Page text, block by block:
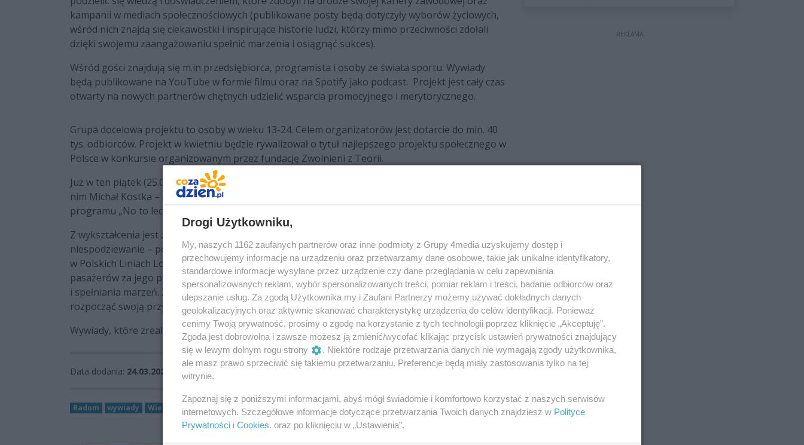
kampanii w mediach społecznościowych (publikowane posty będą dotyczyły wyborów życiowych,
wśród nich znajdą się ciekawostki i inspirujące historie ludzi, którzy mimo przeciwności zdołali
dzięki swojemu zaangażowaniu spełnić marzenia i osiągnąć sukces).
Wśród gości znajdują się m.in przedsiębiorca, programista i osoby ze świata sportu. Wywiady
będą publikowane na YouTube w formie filmu oraz na Spotify jako podcast. Projekt jest cały czas
otwarty na nowych partnerów chętnych udzielić wsparcia promocyjnego i merytorycznego.
Grupa docelowa projektu to osoby w wieku 13-24. Celem organizatorów jest dotarcie do min. 40
tys. odbiorców. Projekt w kwietniu będzie rywalizował o tytuł najlepszego projektu społecznego w
Polsce w konkursie organizowanym przez fundację Zwolnieni z Teorii.
Już w ten piątek (25.03) po godz. 20:00 premiera wywiadu z piątym gościem projektuYourWay!Jest
nim Michał Kostka – doświadczony steward oraz licencjonowany pilot. Znany jest z telewizyjnego
programu „No to lecę”, w którym pokazuje kulisy pracy załogi samolotowej.
Z wykształcenia jest żywieniowcem, jego przygoda z lotnictwem rozpoczęła się bardzo
niespodziewanie – poszedł na casting i udało mu się dostać pracę. Obecnie pracuje jako steward
w Polskich Liniach Lotniczych LOT. Michał jest niezwykłą osobą, którą pokochało tysiące widzów i
pasażerów za jego poczucie humoru, otwartość, szczerość oraz konsekwencję w dążeniu do celu
i spełniania marzeń. Z pewnością jest wzorem do naśladowania dla każdego kto chciałby
rozpocząć swoją przygodę w lotnictwie!
Wywiady, które zrealizowano do tej pory dostępne są tutaj:YourWay.
Data dodania: 24.03.2022 17:18
Radom wywiady WieszPierwszy zwolnieni z teorii YourWay
REKLAMA
Drogi Użytkowniku,
My, naszych 1162 zaufanych partnerów oraz inne podmioty z Grupy 4media uzyskujemy dostęp i
przechowujemy informacje na urządzeniu oraz przetwarzamy dane osobowe, takie jak unikalne identyfikatory,
standardowe informacje wysyłane przez urządzenie czy dane przeglądania w celu zapewniania
spersonalizowanych reklam, wybór spersonalizowanych treści, pomiar reklam i treści, badanie odbiorców oraz
ulepszanie usług. Za zgodą Użytkownika my i Zaufani Partnerzy możemy używać dokładnych danych
geolokalizacyjnych oraz aktywnie skanować charakterystykę urządzenia do celów identyfikacji. Ponieważ
cenimy Twoją prywatność, prosimy o zgodę na korzystanie z tych technologii poprzez kliknięcie „Akceptuję”.
Zgoda jest dobrowolna i zawsze możesz ją zmienić/wycofać klikając przycisk ustawień prywatności znajdujący
się w lewym dolnym rogu strony
. Niektóre rodzaje przetwarzania danych nie wymagają zgody użytkownika,
ale masz prawo sprzeciwić się takiemu przetwarzaniu. Preferencje będą miały zastosowania tylko na tej
witrynie.
Zapoznaj się z poniższymi informacjami, abyś mógł świadomie i komfortowo korzystać z naszych serwisów
internetowych. Szczegółowe informacje dotyczące przetwarzania Twoich danych znajdziesz w Polityce
Prywatności i Cookies. oraz po kliknięciu w „Ustawienia”.